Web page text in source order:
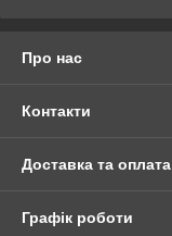
Про нас
Контакти
Доставка та оплата
Графік роботи